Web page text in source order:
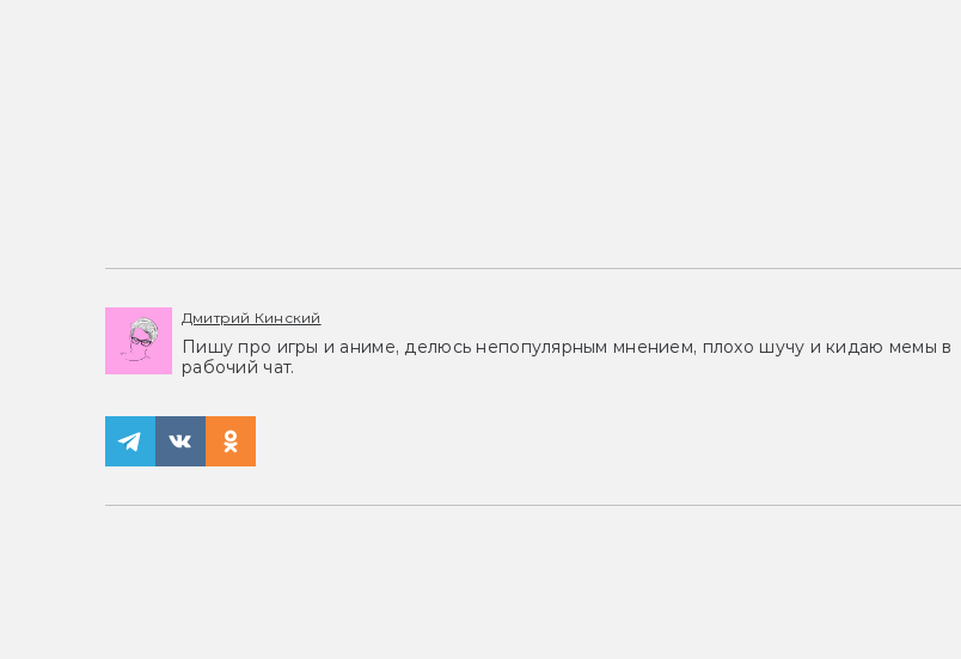
Дмитрий Кинский
Пишу про игры и аниме, делюсь непопулярным мнением, плохо шучу и кидаю мемы в
рабочий чат.